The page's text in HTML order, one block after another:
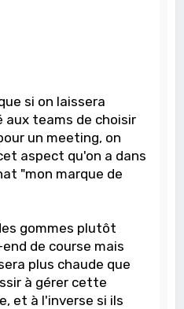
si on laissera
teams de choisir
un meeting, on
aspect qu'on a dans
"mon marque de
gommes plutôt
de course mais
plus chaude que
à gérer cette
et à l'inverse si ils